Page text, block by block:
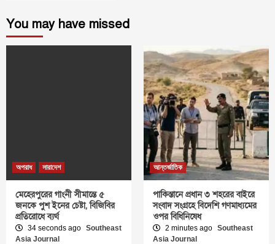
You may have missed
অপরাধ সারাদেশ
মেহেরপুরের গাংনী সীমান্তে ৫
জনকে পুশ ইনের চেষ্টা, বিজিবির
প্রতিরোধে ব্যর্থ
34 seconds ago Southeast
Asia Journal
আন্তর্জাতিক
পাকিস্তানে প্রধান ৩ শহরের বাইরে
সংবাদ সংগ্রহে বিদেশি গণমাধ্যমের
ওপর বিধিনিষেধ
2 minutes ago Southeast
Asia Journal